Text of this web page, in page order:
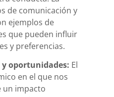
de comunicación y
ejemplos de
que pueden influir
y preferencias.
y oportunidades: El
en el que nos
un impacto